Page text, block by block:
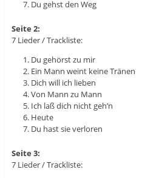
Du gehst den Weg
Seite 2:
7 Lieder / Trackliste:
Du gehörst zu mir
Ein Mann weint keine Tränen
Dich will ich lieben
Von Mann zu Mann
Ich laß dich nicht geh’n
Heute
Du hast sie verloren
Seite 3:
7 Lieder / Trackliste: